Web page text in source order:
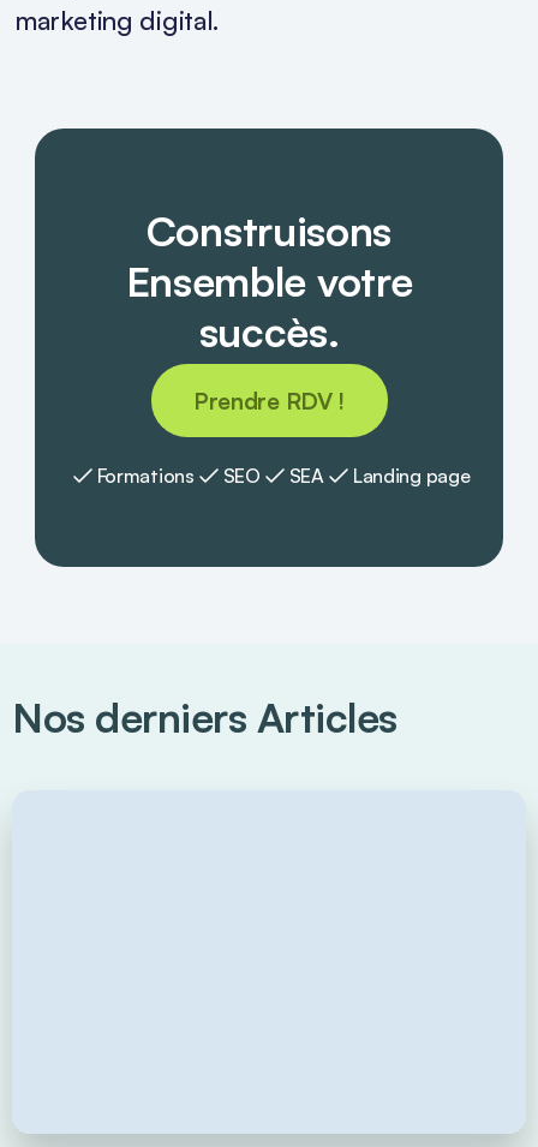
marketing digital.
Construisons
Ensemble votre
succès.
Prendre RDV !
Formations SEO SEA Landing page
Nos derniers Articles